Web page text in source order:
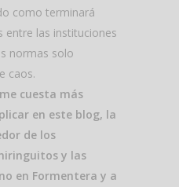
como terminará
entre las instituciones
normas solo
caos.
cuesta más
en este blog, la
de los
y las
en Formentera y a